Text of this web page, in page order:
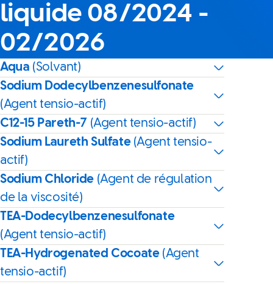
liquide 08/2024 -
02/2026
Aqua (Solvant)
Sodium Dodecylbenzenesulfonate
(Agent tensio-actif)
C12-15 Pareth-7 (Agent tensio-actif)
Sodium Laureth Sulfate (Agent tensio-
actif)
Sodium Chloride (Agent de régulation
de la viscosité)
TEA-Dodecylbenzenesulfonate
(Agent tensio-actif)
TEA-Hydrogenated Cocoate (Agent
tensio-actif)